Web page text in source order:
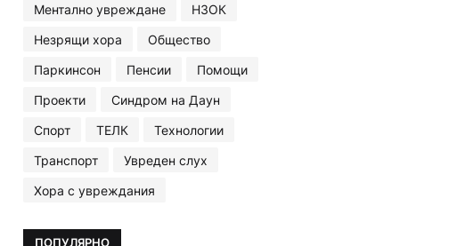
Ментално увреждане
НЗОК
Незрящи хора
Общество
Паркинсон
Пенсии
Помощи
Проекти
Синдром на Даун
Спорт
ТЕЛК
Технологии
Транспорт
Увреден слух
Хора с увреждания
ПОПУЛЯРНО